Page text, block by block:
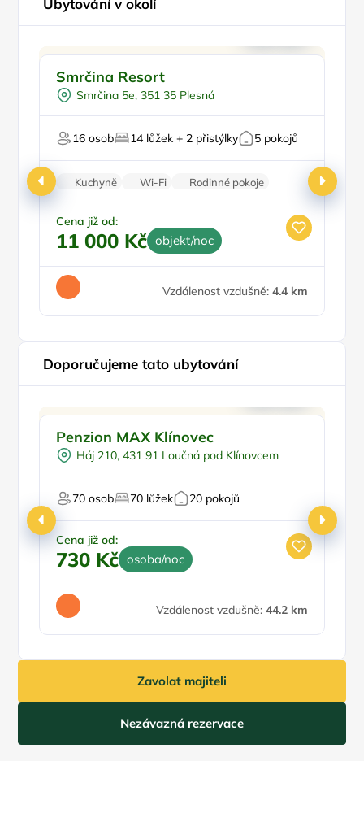
Dětské hřiště
Venkovní bazén
Venkovní gril
Pro majitele mazlíčků
Smrčina Resort
Smrčina 5e, 351 35 Plesná
16 osob 14 lůžek + 2 přistýlky 5 pokojů
Kuchyně Wi-Fi
Rodinné pokoje
Balkon/terasa
Krb
Cena již od:
11 000 Kč objekt/noc
Vzdálenost vzdušně: 4.4 km
Doporučujeme tato ubytování
Penzion MAX Klínovec
Háj 210, 431 91 Loučná pod Klínovcem
70 osob 70 lůžek 20 pokojů
Cena již od:
730 Kč osoba/noc
Vzdálenost vzdušně: 44.2 km
Zavolat majiteli
Nezávazná rezervace